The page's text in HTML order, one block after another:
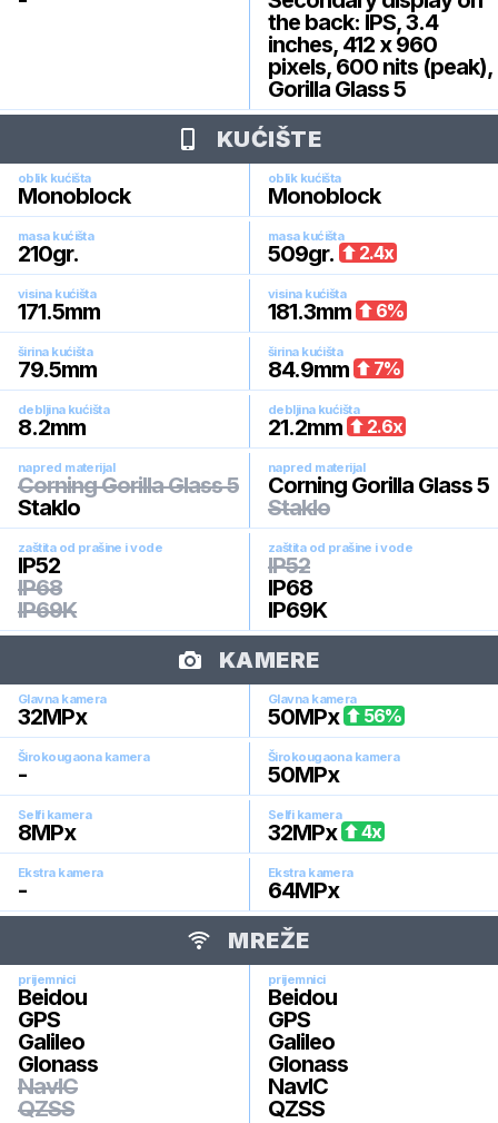
the back: IPS, 3.4
inches, 412 x 960
pixels, 600 nits (peak),
Gorilla Glass 5
KUĆIŠTE
oblik kućišta
Monoblock
oblik kućišta
Monoblock
masa kućišta
210gr.
masa kućišta
509gr. 2.4x
visina kućišta
171.5mm
visina kućišta
181.3mm 6%
širina kućišta
79.5mm
širina kućišta
84.9mm 7%
debljina kućišta
8.2mm
debljina kućišta
21.2mm 2.6x
napred materijal
Corning Gorilla Glass 5
Staklo
napred materijal
Corning Gorilla Glass 5
Staklo
zaštita od prašine i vode
IP52
IP68
IP69K
zaštita od prašine i vode
IP52
IP68
IP69K
KAMERE
Glavna kamera
32MPx
Glavna kamera
50MPx 56%
Širokougaona kamera
-
Širokougaona kamera
50MPx
Selfi kamera
8MPx
Selfi kamera
32MPx 4x
Ekstra kamera
-
Ekstra kamera
64MPx
MREŽE
prijemnici
Beidou
GPS
Galileo
Glonass
NavIC
QZSS
prijemnici
Beidou
GPS
Galileo
Glonass
NavIC
QZSS